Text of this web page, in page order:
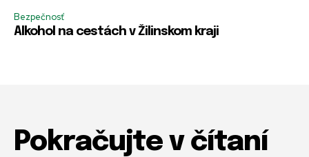
m
b
r
H
Bezpečnosť
Alkohol na cestách v Žilinskom kraji
Pokračujte v čítaní